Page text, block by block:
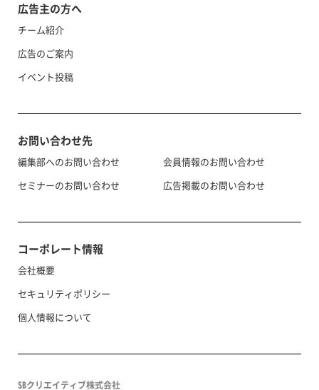
広告主の方へ
チーム紹介
広告のご案内
イベント投稿
お問い合わせ先
編集部へのお問い合わせ
セミナーのお問い合わせ
会員情報のお問い合わせ
広告掲載のお問い合わせ
コーポレート情報
会社概要
セキュリティポリシー
個人情報について
SBクリエイティブ株式会社